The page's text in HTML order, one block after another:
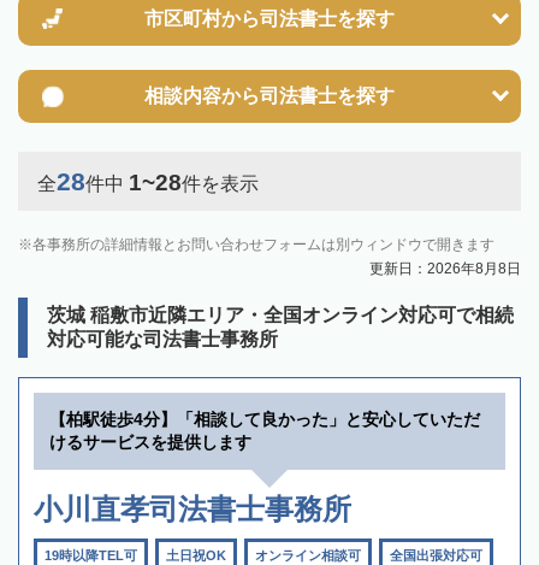
また、義務化に伴い、相続人申告登記制度が創設されました。遺産分割
の話し合いがまとまらず登記できない場合は、この制度の活用を検討し
市区町村から司法書士を探す
相談内容から司法書士を探す
全28件中 1~28件を表示
各事務所の詳細情報とお問い合わせフォームは別ウィンドウで開きます
更新日：2026年8月8日
茨城 稲敷市近隣エリア・全国オンライン対応可で相続
対応可能な司法書士事務所
【柏駅徒歩4分】「相談して良かった」と安心していただ
けるサービスを提供します
小川直孝司法書士事務所
19時以降TEL可 土日祝OK オンライン相談可 全国出張対応可